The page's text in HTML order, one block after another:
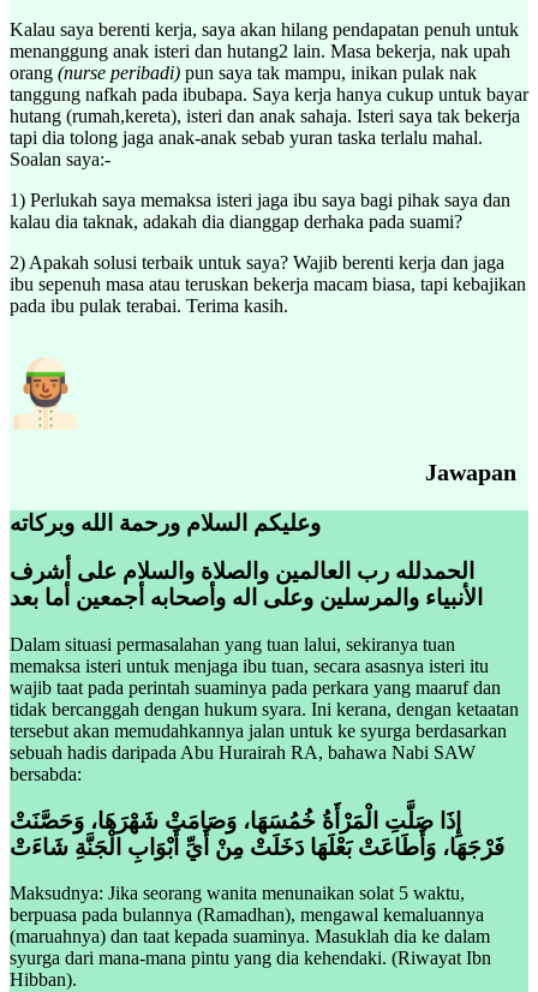
Kalau saya berenti kerja, saya akan hilang pendapatan penuh untuk
menanggung anak isteri dan hutang2 lain. Masa bekerja, nak upah
orang (nurse peribadi) pun saya tak mampu, inikan pulak nak
tanggung nafkah pada ibubapa. Saya kerja hanya cukup untuk bayar
hutang (rumah,kereta), isteri dan anak sahaja. Isteri saya tak bekerja
tapi dia tolong jaga anak-anak sebab yuran taska terlalu mahal.
Soalan saya:-
1) Perlukah saya memaksa isteri jaga ibu saya bagi pihak saya dan
kalau dia taknak, adakah dia dianggap derhaka pada suami?
2) Apakah solusi terbaik untuk saya? Wajib berenti kerja dan jaga
ibu sepenuh masa atau teruskan bekerja macam biasa, tapi kebajikan
pada ibu pulak terabai. Terima kasih.
Jawapan
وعليكم السلام ورحمة الله وبركاته
الحمدلله رب العالمين والصلاة والسلام على أشرف
الأنبياء والمرسلين وعلى اله وأصحابه أجمعين أما بعد
Dalam situasi permasalahan yang tuan lalui, sekiranya tuan
memaksa isteri untuk menjaga ibu tuan, secara asasnya isteri itu
wajib taat pada perintah suaminya pada perkara yang maaruf dan
tidak bercanggah dengan hukum syara. Ini kerana, dengan ketaatan
tersebut akan memudahkannya jalan untuk ke syurga berdasarkan
sebuah hadis daripada Abu Hurairah RA, bahawa Nabi SAW
bersabda:
إِذَا صَلَّتِ الْمَرْأَةُ خُمُسَهَا، وَصَامَتْ شَهْرَهَا، وَحَصَّنَتْ
فَرْجَهَا، وَأَطَاعَتْ بَعْلَهَا دَخَلَتْ مِنْ أَيِّ أَبْوَابِ الْجَنَّةِ شَاءَتْ
Maksudnya: Jika seorang wanita menunaikan solat 5 waktu,
berpuasa pada bulannya (Ramadhan), mengawal kemaluannya
(maruahnya) dan taat kepada suaminya. Masuklah dia ke dalam
syurga dari mana-mana pintu yang dia kehendaki. (Riwayat Ibn
Hibban).